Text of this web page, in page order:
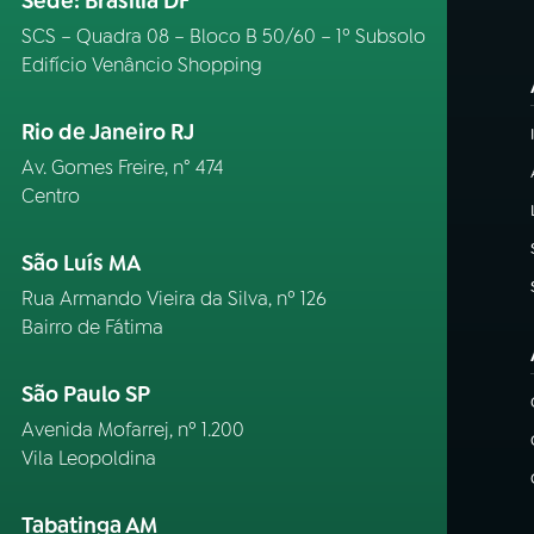
SCS – Quadra 08 – Bloco B 50/60 – 1º Subsolo
Edifício Venâncio Shopping
Rio de Janeiro RJ
Av. Gomes Freire, n° 474
Centro
São Luís MA
Rua Armando Vieira da Silva, nº 126
Bairro de Fátima
São Paulo SP
Avenida Mofarrej, nº 1.200
Vila Leopoldina
Tabatinga AM